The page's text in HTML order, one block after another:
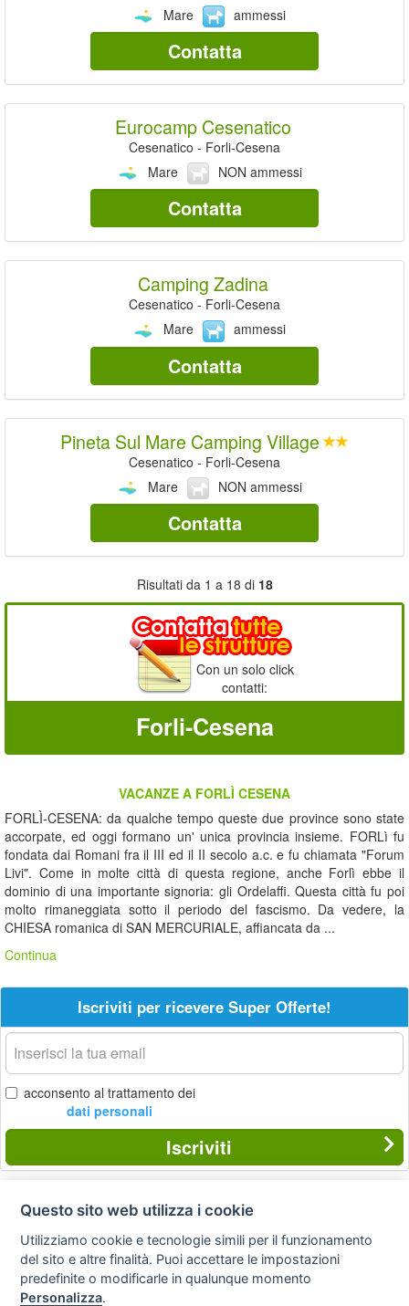
Mare
ammessi
Contatta
Eurocamp Cesenatico
Cesenatico - Forli-Cesena
Mare
NON ammessi
Contatta
Camping Zadina
Cesenatico - Forli-Cesena
Mare
ammessi
Contatta
Pineta Sul Mare Camping Village
Cesenatico - Forli-Cesena
Mare
NON ammessi
Contatta
Risultati da 1 a 18 di 18
Con un solo click
contatti:
Forli-Cesena
VACANZE A FORLÌ CESENA
FORLÌ-CESENA: da qualche tempo queste due province sono state
accorpate, ed oggi formano un' unica provincia insieme. FORLì fu
fondata dai Romani fra il III ed il II secolo a.c. e fu chiamata "Forum
Livi". Come in molte città di questa regione, anche Forlì ebbe il
dominio di una importante signoria: gli Ordelaffi. Questa città fu poi
molto rimaneggiata sotto il periodo del fascismo. Da vedere, la
CHIESA romanica di SAN MERCURIALE, affiancata da ...
Continua
Iscriviti per ricevere Super Offerte!
La
tua
email
acconsento al trattamento dei
dati personali
Iscriviti
Privacy
policy
Avviso
legale
Preferenze cookie
Questo sito web utilizza i cookie
Utilizziamo cookie e tecnologie simili per il funzionamento
del sito e altre finalità. Puoi accettare le impostazioni
predefinite o modificarle in qualunque momento
Personalizza.